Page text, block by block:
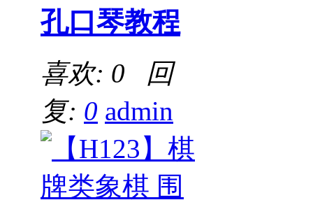
孔口琴教程
喜欢: 0 回
复: 0 admin